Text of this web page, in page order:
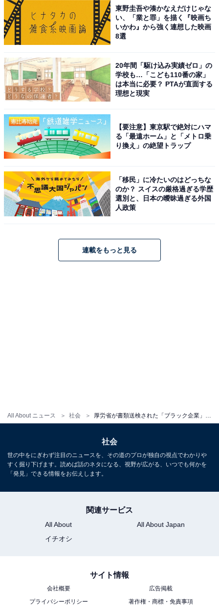
All About ニュース 社会
東野圭吾や湊かなえだけじゃな
い、「業と罪」を描く『映画ち
いかわ』から強く連想した映画
8選
20年間「駆け込み実績ゼロ」の
学校も…「こども110番の家」
は本当に必要？ PTAが直面する
理想と現実
【要注意】東京駅で絶対にハマ
る「最遠ホーム」と「メトロ乗
り換え」の絶望トラップ
「移民」に冷たいのはどっちな
のか？ スイスの厳格過ぎる学歴
選別と、日本の曖昧過ぎる外国
人政策
連載をもっと見る
社会
世の中をにぎわず注目のニュースを、その道のプロが独自の視点でわかりや
すく掘り下げます。読めば話のネタになる、視野が広がる、いつでも何かを
「発見」できる情報をお伝えします。
関連サービス
All About
All About Japan
イチオシ
サイト情報
会社概要
広告掲載
プライバシーポリシー
著作権・商標・免責事項